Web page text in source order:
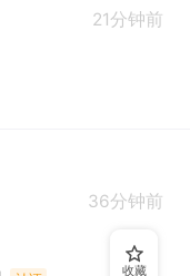
21分钟前
36分钟前
收藏